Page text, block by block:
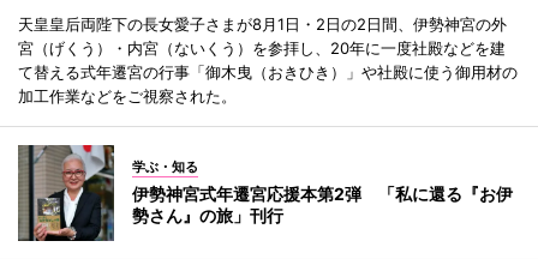
天皇皇后両陛下の長女愛子さまが8月1日・2日の2日間、伊勢神宮の外
宮（げくう）・内宮（ないくう）を参拝し、20年に一度社殿などを建
て替える式年遷宮の行事「御木曳（おきひき）」や社殿に使う御用材の
加工作業などをご視察された。
学ぶ・知る
伊勢神宮式年遷宮応援本第2弾 「私に還る『お伊
勢さん』の旅」刊行